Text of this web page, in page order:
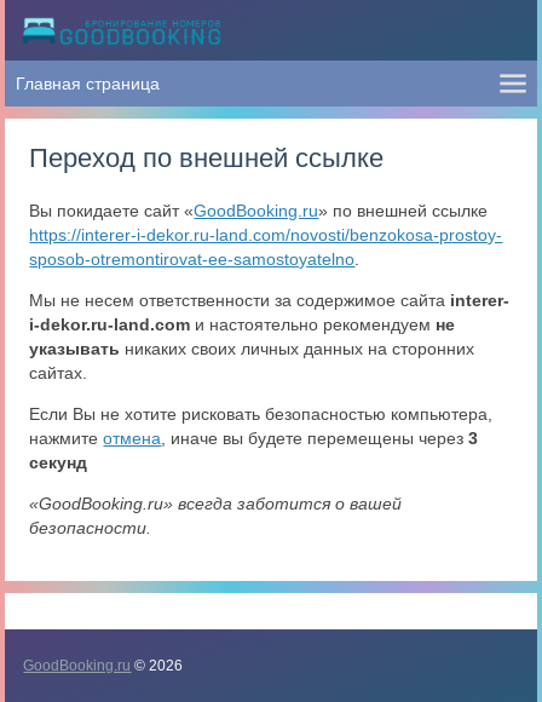
Переход по внешней ссылке
Вы покидаете сайт «GoodBooking.ru» по внешней ссылке
https://interer-i-dekor.ru-land.com/novosti/benzokosa-prostoy-
sposob-otremontirovat-ee-samostoyatelno
Мы не несем ответственности за содержимое сайта interer-
i-dekor.ru-land.com и настоятельно рекомендуем не
указывать никаких своих личных данных на сторонних
сайтах.
Если Вы не хотите рисковать безопасностью компьютера,
нажмитеотмена , иначе вы будете перемещены через3
секунд
«GoodBooking.ru» всегда заботится о вашей
безопасности.
GoodBooking.ru © 2026